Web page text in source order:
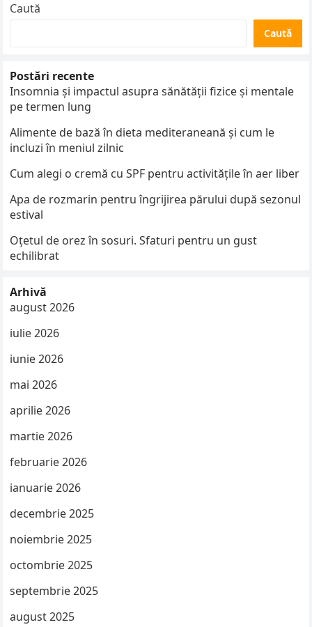
Caută
Caută
Postări recente
Insomnia și impactul asupra sănătății fizice și mentale
pe termen lung
Alimente de bază în dieta mediteraneană și cum le
incluzi în meniul zilnic
Cum alegi o cremă cu SPF pentru activitățile în aer liber
Apa de rozmarin pentru îngrijirea părului după sezonul
estival
Oțetul de orez în sosuri. Sfaturi pentru un gust
echilibrat
Arhivă
august 2026
iulie 2026
iunie 2026
mai 2026
aprilie 2026
martie 2026
februarie 2026
ianuarie 2026
decembrie 2025
noiembrie 2025
octombrie 2025
septembrie 2025
august 2025